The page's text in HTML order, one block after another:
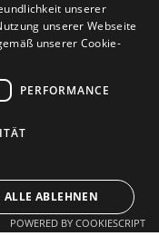
Chr.
wird auf
Michael
unserer
unserer Webseite
unserer Cookie-
PERFORMANCE
ALLE ABLEHNEN
POWERED BY COOKIESCRIPT